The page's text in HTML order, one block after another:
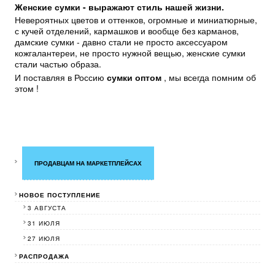
Женские сумки - выражают стиль нашей жизни.
Невероятных цветов и оттенков, огромные и миниатюрные,
с кучей отделений, кармашков и вообще без карманов,
дамские сумки - давно стали не просто аксессуаром
кожгалантереи, не просто нужной вещью, женские сумки
стали частью образа.
И поставляя в Россию сумки оптом , мы всегда помним об
этом !
ПРОДАВЦАМ НА МАРКЕТПЛЕЙСАХ
НОВОЕ ПОСТУПЛЕНИЕ
3 АВГУСТА
31 ИЮЛЯ
27 ИЮЛЯ
РАСПРОДАЖА